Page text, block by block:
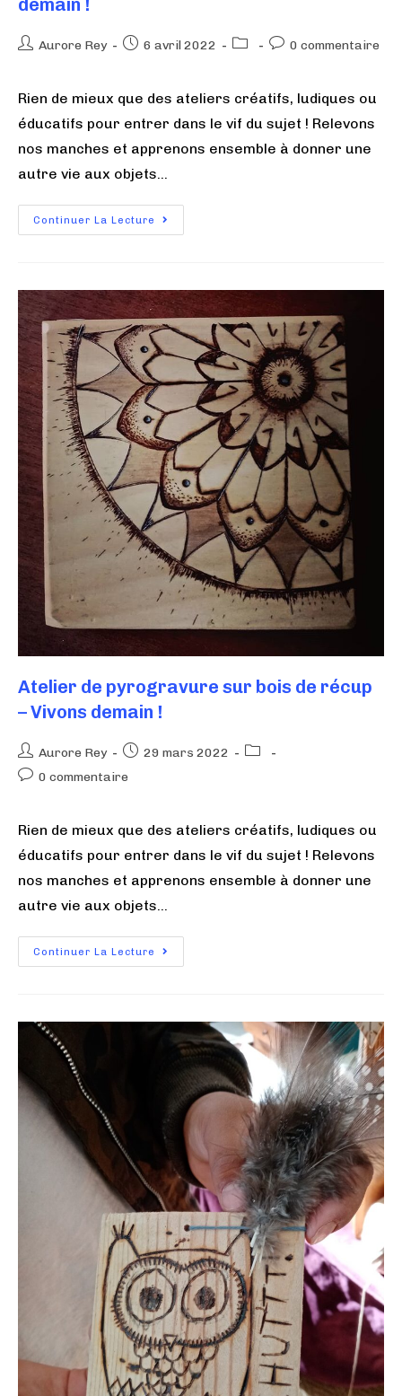
Aurore Rey 6 avril 2022 0 commentaire
Rien de mieux que des ateliers créatifs, ludiques ou
éducatifs pour entrer dans le vif du sujet ! Relevons
nos manches et apprenons ensemble à donner une
autre vie aux objets…
Continuer La Lecture
Atelier de pyrogravure sur bois de récup
– Vivons demain !
Aurore Rey
29 mars 2022
0 commentaire
Rien de mieux que des ateliers créatifs, ludiques ou
éducatifs pour entrer dans le vif du sujet ! Relevons
nos manches et apprenons ensemble à donner une
autre vie aux objets…
Continuer La Lecture